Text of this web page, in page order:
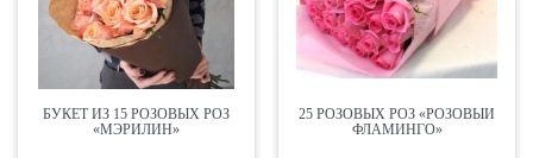
БУКЕТ ИЗ 15 РОЗОВЫХ РОЗ
«МЭРИЛИН»
25 РОЗОВЫХ РОЗ «РОЗОВЫЙ
ФЛАМИНГО»